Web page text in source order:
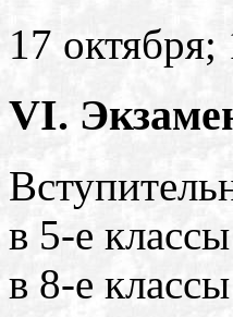
17
VI.
в 5-е
в 8-е